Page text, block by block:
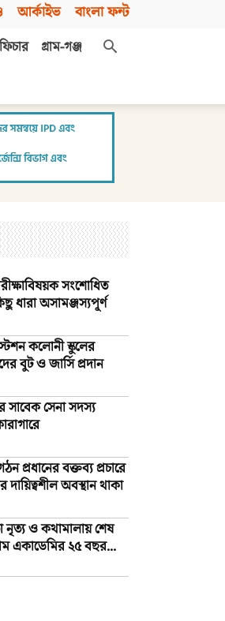
আর্কাইভ বাংলা ফন্ট
ফিচার
গ্রাম-গঞ্জ
সংশোধিত
ধারা অসামঞ্জস্যপূর্ণ
কলোনী স্কুলের
বুট ও জার্সি প্রদান
সাবেক সেনা সদস্য
প্রধানের বক্তব্য প্রচারে
দায়িত্বশীল অবস্থান থাকা
নৃত্য ও কথামালায় শেষ
একাডেমির ২৫ বছর...